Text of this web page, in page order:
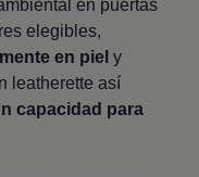
en puertas
elegibles,
en piel y
leatherette así
capacidad para